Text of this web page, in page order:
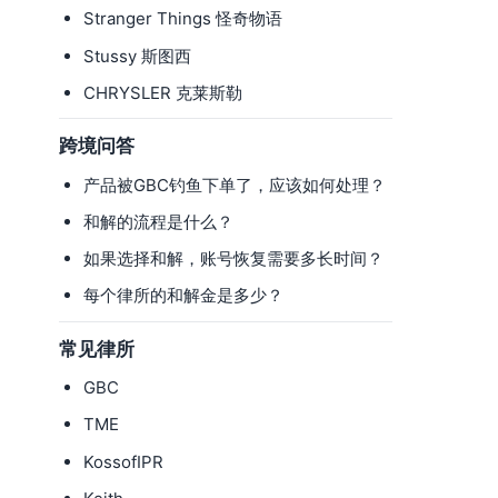
Stranger Things 怪奇物语
Stussy 斯图西
CHRYSLER 克莱斯勒
跨境问答
产品被GBC钓鱼下单了，应该如何处理？
和解的流程是什么？
如果选择和解，账号恢复需要多长时间？
每个律所的和解金是多少？
常见律所
GBC
TME
KossofIPR